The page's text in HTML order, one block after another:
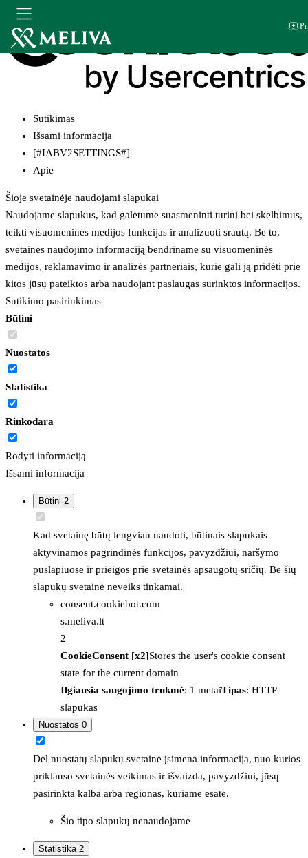
Sutikimas
Išsami informacija
[#IABV2SETTINGS#]
Apie
Šioje svetainėje naudojami slapukai
Naudojame slapukus, kad galėtume suasmeninti turinį bei skelbimus,
teikti visuomeninės medijos funkcijas ir analizuoti srautą. Be to,
svetainės naudojimo informaciją bendriname su visuomeninės
medijos, reklamavimo ir analizės partneriais, kurie gali ją pridėti prie
kitos jūsų pateiktos arba naudojant paslaugas surinktos informacijos.
Sutikimo pasirinkimas
Būtini
Nuostatos
Statistika
Rinkodara
Rodyti informaciją
Išsami informacija
Būtini 2
Kad svetainę būtų lengviau naudoti, būtinais slapukais
aktyvinamos pagrindinės funkcijos, pavyzdžiui, naršymo
puslapiuose ir prieigos prie svetainės apsaugotų sričių. Be šių
slapukų svetainė neveiks tinkamai.
consent.cookiebot.com
s.meliva.lt
2
CookieConsent [x2]Stores the user's cookie consent
state for the current domain
Ilgiausia saugojimo trukmė: 1 metaiTipas: HTTP
slapukas
Nuostatos 0
Dėl nuostatų slapukų svetainė įsimena informaciją, nuo kurios
priklauso svetainės veikimas ir išvaizda, pavyzdžiui, jūsų
pasirinkta kalba arba regionas, kuriame esate.
Šio tipo slapukų nenaudojame
Statistika 2